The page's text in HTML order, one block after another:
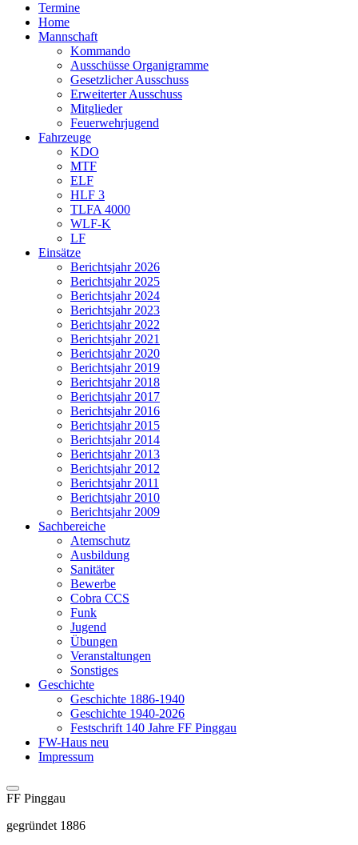
Termine
Home
Mannschaft
Kommando
Ausschüsse Organigramme
Gesetzlicher Ausschuss
Erweiterter Ausschuss
Mitglieder
Feuerwehrjugend
Fahrzeuge
KDO
MTF
ELF
HLF 3
TLFA 4000
WLF-K
LF
Einsätze
Berichtsjahr 2026
Berichtsjahr 2025
Berichtsjahr 2024
Berichtsjahr 2023
Berichtsjahr 2022
Berichtsjahr 2021
Berichtsjahr 2020
Berichtsjahr 2019
Berichtsjahr 2018
Berichtsjahr 2017
Berichtsjahr 2016
Berichtsjahr 2015
Berichtsjahr 2014
Berichtsjahr 2013
Berichtsjahr 2012
Berichtsjahr 2011
Berichtsjahr 2010
Berichtsjahr 2009
Sachbereiche
Atemschutz
Ausbildung
Sanitäter
Bewerbe
Cobra CCS
Funk
Jugend
Übungen
Veranstaltungen
Sonstiges
Geschichte
Geschichte 1886-1940
Geschichte 1940-2026
Festschrift 140 Jahre FF Pinggau
FW-Haus neu
Impressum
FF Pinggau
gegründet 1886